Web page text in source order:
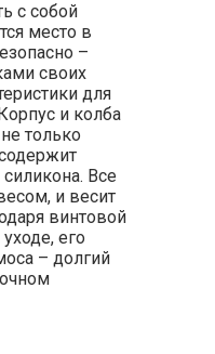
с собой
место в
–
своих
для
и колба
только
Все
и весит
винтовой
его
– долгий